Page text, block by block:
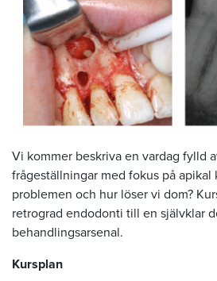
Vi kommer beskriva en vardag fylld
frågeställningar med fokus på apikal
problemen och hur löser vi dom?
retrograd endodonti till en självklar
behandlingsarsenal.
Kursplan